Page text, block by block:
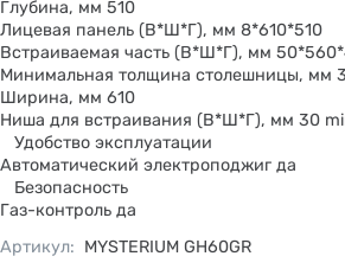
Глубина, мм 510
Лицевая панель (В*Ш*Г), мм 8*610*510
Встраиваемая часть (В*Ш*Г), мм
Минимальная толщина столешницы, мм
Ширина, мм 610
Ниша для встраивания (В*Ш*Г), мм 30
Удобство эксплуатации
Автоматический электроподжиг да
Безопасность
Газ-контроль да
Артикул: MYSTERIUM GH60GR